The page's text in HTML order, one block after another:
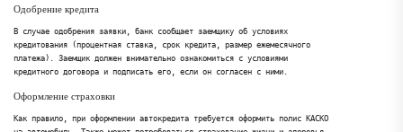
Одобрение кредита
В случае одобрения заявки, банк сообщает заемщику об условиях
кредитования (процентная ставка, срок кредита, размер ежемесячного
платежа). Заемщик должен внимательно ознакомиться с условиями
кредитного договора и подписать его, если он согласен с ними.
Оформление страховки
Как правило, при оформлении автокредита требуется оформить полис КАСКО